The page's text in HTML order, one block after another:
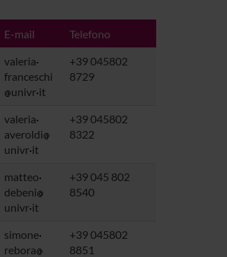
E-mail Telefono
valeria
franceschi
univr it
+39 045802
8729
valeria
averoldi
univr it
+39 045802
8322
matteo
debeni
univr it
+39 045 802
8540
simone
rebora
+39 045802
8851